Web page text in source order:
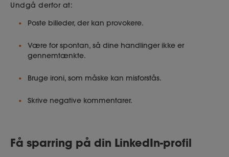
Undgå derfor at:
Poste billeder, der kan provokere.
Være for spontan, så dine handlinger ikke er
gennemtænkte.
Bruge ironi, som måske kan misforstås.
Skrive negative kommentarer.
Få sparring på din LinkedIn-profil